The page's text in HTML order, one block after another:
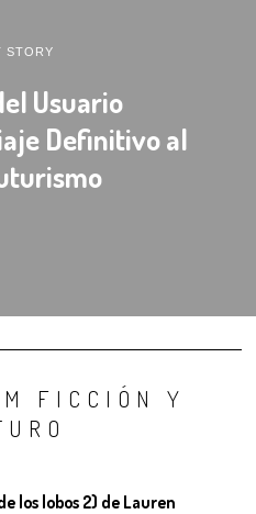
STORY
Usuario
Definitivo al
FICCIÓN Y
los lobos 2) de Lauren